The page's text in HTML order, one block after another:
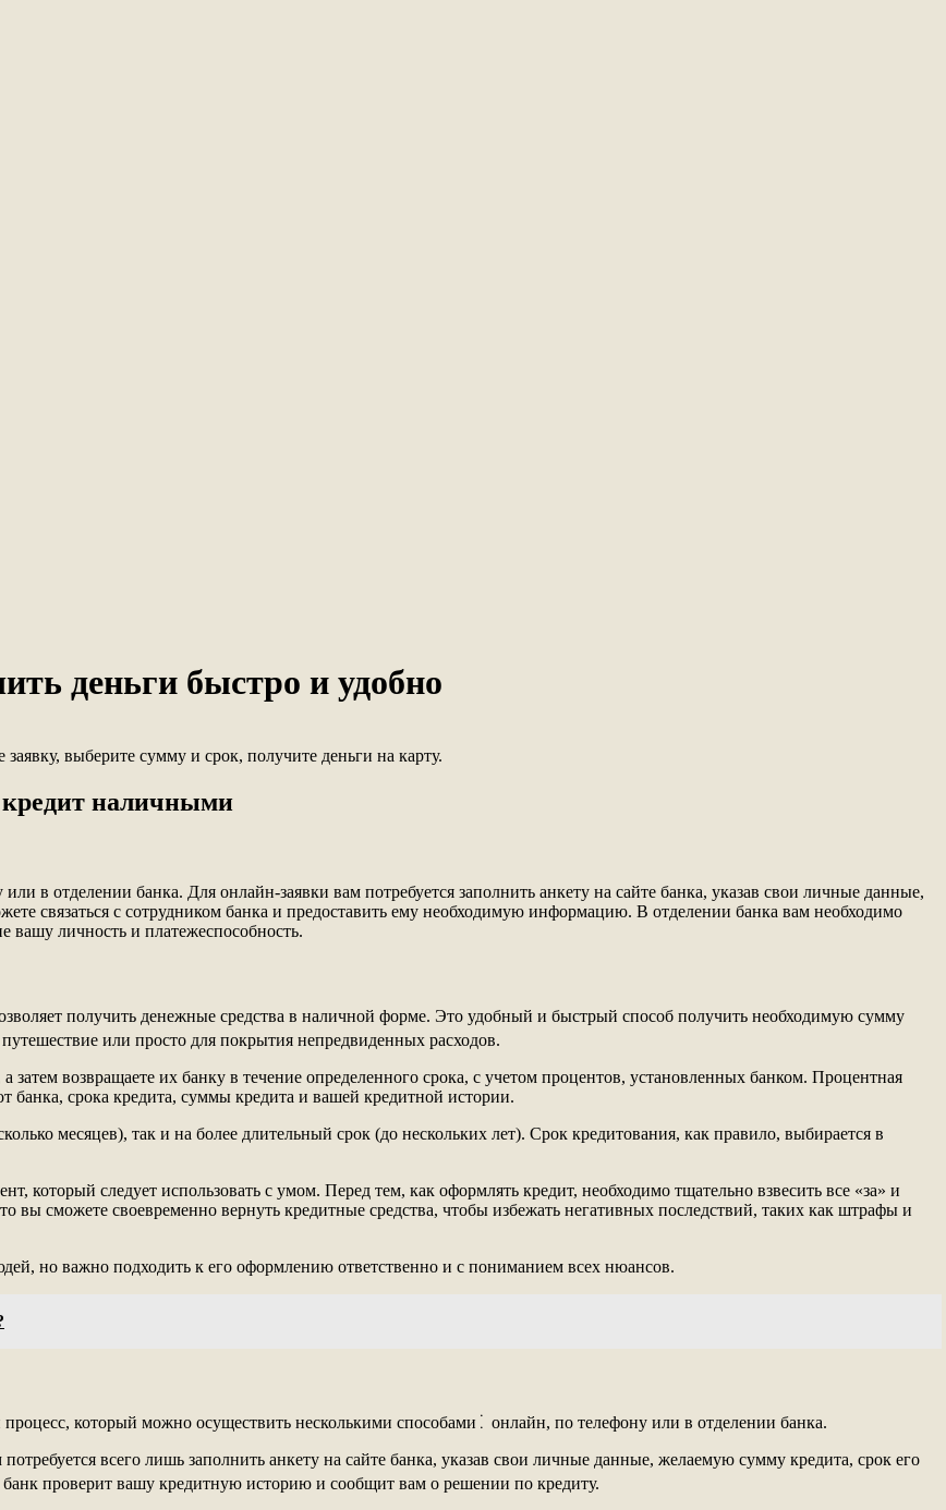
деньги быстро и удобно
выберите сумму и срок, получите деньги на карту.
наличными
в отделении банка. Для онлайн-заявки вам потребуется заполнить анкету на сайте банка, указав свои личные данные,
связаться с сотрудником банка и предоставить ему необходимую информацию. В отделении банка вам необходимо
вашу личность и платежеспособность.
получить денежные средства в наличной форме. Это удобный и быстрый способ получить необходимую сумму
или просто для покрытия непредвиденных расходов.
возвращаете их банку в течение определенного срока, с учетом процентов, установленных банком. Процентная
банка, срока кредита, суммы кредита и вашей кредитной истории.
месяцев), так и на более длительный срок (до нескольких лет). Срок кредитования, как правило, выбирается в
следует использовать с умом. Перед тем, как оформлять кредит, необходимо тщательно взвесить все «за» и
вы сможете своевременно вернуть кредитные средства, чтобы избежать негативных последствий, таких как штрафы и
но важно подходить к его оформлению ответственно и с пониманием всех нюансов.
который можно осуществить несколькими способами⁚ онлайн, по телефону или в отделении банка.
всего лишь заполнить анкету на сайте банка, указав свои личные данные, желаемую сумму кредита, срок его
проверит вашу кредитную историю и сообщит вам о решении по кредиту.